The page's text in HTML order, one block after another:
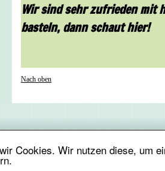
Cookies. Wir nutzen diese, um
Wir sind sehr zufrieden mit
basteln, dann schaut hier!
Nach oben